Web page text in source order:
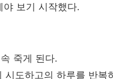
보기 시작했다.
죽게 된다.
도하고의 하루를 반복